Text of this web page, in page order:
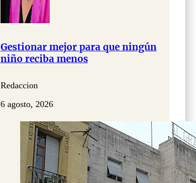
Gestionar mejor para que ningún
niño reciba menos
Redaccion
6 agosto, 2026